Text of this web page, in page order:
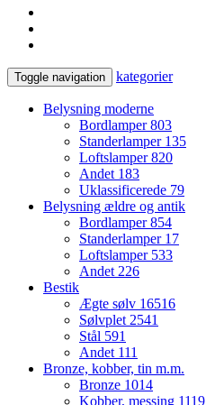
Toggle navigation kategorier
Belysning moderne
Bordlamper803
Standerlamper 135
Loftslamper820
Andet 183
Uklassificerede 79
Belysning ældre og antik
Bordlamper854
Standerlamper 17
Loftslamper 533
Andet 226
Bestik
Ægte sølv 16516
Sølvplet 2541
Stål 591
Andet 111
Bronze, kobber, tin m.m.
Bronze 1014
Kobber, messing 1119